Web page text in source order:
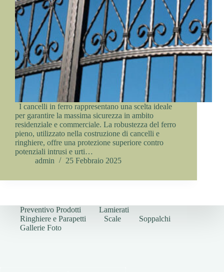
I cancelli in ferro rappresentano una scelta ideale
per garantire la massima sicurezza in ambito
residenziale e commerciale. La robustezza del ferro
pieno, utilizzato nella costruzione di cancelli e
ringhiere, offre una protezione superiore contro
potenziali intrusi e urti…
admin
25 Febbraio 2025
Preventivo Prodotti
Lamierati
Ringhiere e Parapetti
Scale
Soppalchi
Gallerie Foto